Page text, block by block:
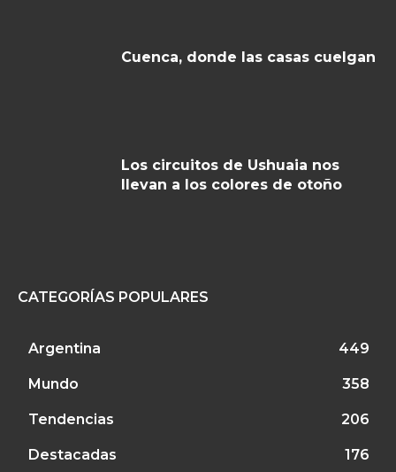
Cuenca, donde las casas cuelgan
Los circuitos de Ushuaia nos
llevan a los colores de otoño
CATEGORÍAS POPULARES
Argentina 449
Mundo 358
Tendencias 206
Destacadas 176